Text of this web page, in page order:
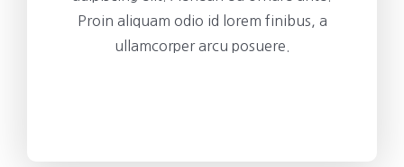
Proin aliquam odio id lorem finibus, a
ullamcorper arcu posuere.